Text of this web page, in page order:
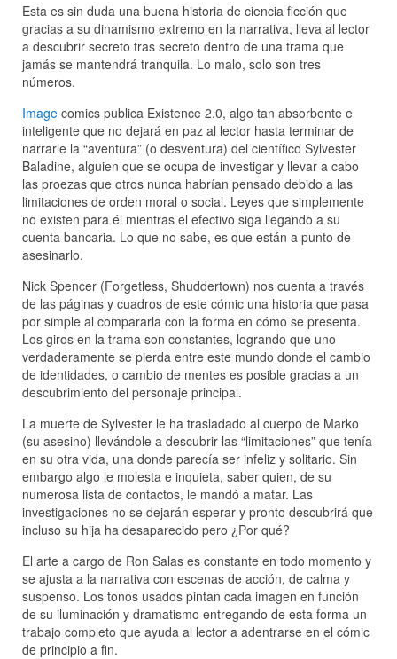
Esta es sin duda una buena historia de ciencia ficción que
gracias a su dinamismo extremo en la narrativa, lleva al lector
a descubrir secreto tras secreto dentro de una trama que
jamás se mantendrá tranquila. Lo malo, solo son tres
números.
Image comics publica Existence 2.0, algo tan absorbente e
inteligente que no dejará en paz al lector hasta terminar de
narrarle la “aventura” (o desventura) del científico Sylvester
Baladine, alguien que se ocupa de investigar y llevar a cabo
las proezas que otros nunca habrían pensado debido a las
limitaciones de orden moral o social. Leyes que simplemente
no existen para él mientras el efectivo siga llegando a su
cuenta bancaria. Lo que no sabe, es que están a punto de
asesinarlo.
Nick Spencer (Forgetless, Shuddertown) nos cuenta a través
de las páginas y cuadros de este cómic una historia que pasa
por simple al compararla con la forma en cómo se presenta.
Los giros en la trama son constantes, logrando que uno
verdaderamente se pierda entre este mundo donde el cambio
de identidades, o cambio de mentes es posible gracias a un
descubrimiento del personaje principal.
La muerte de Sylvester le ha trasladado al cuerpo de Marko
(su asesino) llevándole a descubrir las “limitaciones” que tenía
en su otra vida, una donde parecía ser infeliz y solitario. Sin
embargo algo le molesta e inquieta, saber quien, de su
numerosa lista de contactos, le mandó a matar. Las
investigaciones no se dejarán esperar y pronto descubrirá que
incluso su hija ha desaparecido pero ¿Por qué?
El arte a cargo de Ron Salas es constante en todo momento y
se ajusta a la narrativa con escenas de acción, de calma y
suspenso. Los tonos usados pintan cada imagen en función
de su iluminación y dramatismo entregando de esta forma un
trabajo completo que ayuda al lector a adentrarse en el cómic
de principio a fin.